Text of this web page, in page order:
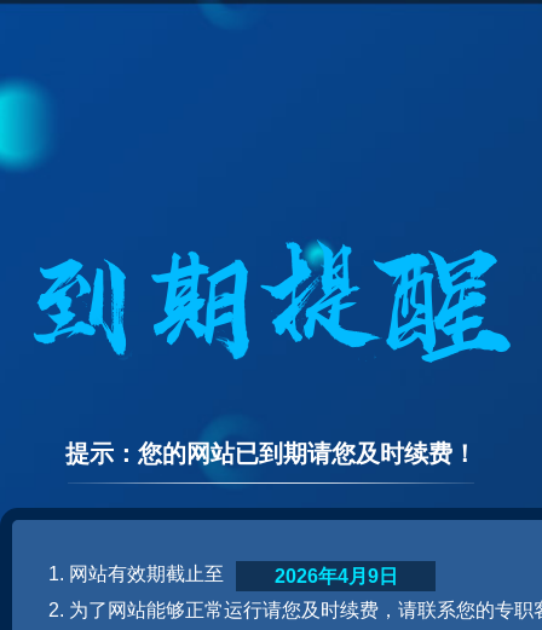
提示：您的网站已到期请您及时续费！
1. 网站有效期截止至
2. 为了网站能够正常运行请您及时续费，请联系您的专职
2026年4月9日